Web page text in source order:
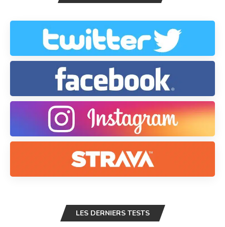
LES DERNIERS TESTS